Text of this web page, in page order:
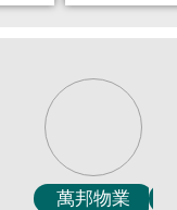
萬邦物業
萬邦物業萬邦物業
萬邦物業
萬邦物業
萬邦物業
萬邦物業萬邦物業